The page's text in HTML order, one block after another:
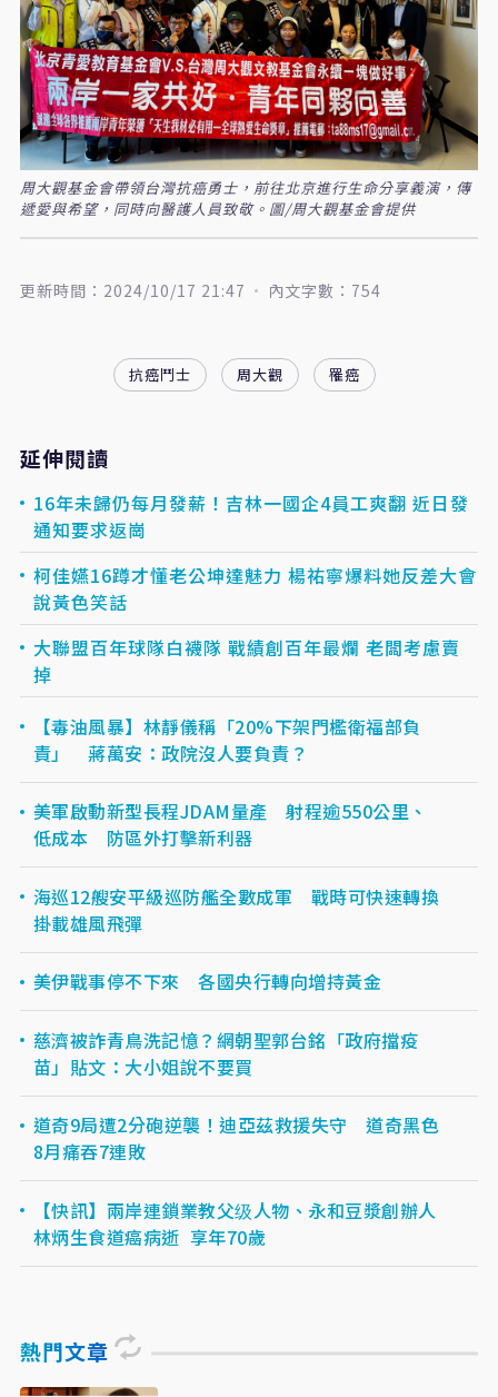
周大觀基金會帶領台灣抗癌勇士，前往北京進行生命分享義演，傳
遞愛與希望，同時向醫護人員致敬。圖/周大觀基金會提供
更新時間：2024/10/17 21:47 內文字數：754
抗癌鬥士 周大觀 罹癌
延伸閱讀
16年未歸仍每月發薪！吉林一國企4員工爽翻 近日發
通知要求返崗
柯佳嬿16蹲才懂老公坤達魅力 楊祐寧爆料她反差大會
說黃色笑話
大聯盟百年球隊白襪隊 戰績創百年最爛 老闆考慮賣
掉
【毒油風暴】林靜儀稱「20%下架門檻衛福部負
責」 蔣萬安：政院沒人要負責？
美軍啟動新型長程JDAM量產 射程逾550公里、
低成本 防區外打擊新利器
海巡12艘安平級巡防艦全數成軍 戰時可快速轉換
掛載雄風飛彈
美伊戰事停不下來 各國央行轉向增持黃金
慈濟被詐青鳥洗記憶？網朝聖郭台銘「政府擋疫
苗」貼文：大小姐說不要買
道奇9局遭2分砲逆襲！迪亞茲救援失守 道奇黑色
8月痛吞7連敗
【快訊】兩岸連鎖業教父级人物、永和豆漿創辦人
林炳生食道癌病逝 享年70歲
熱門文章